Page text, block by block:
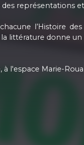
représentations
l’Histoire
littérature donne
l'espace Marie-